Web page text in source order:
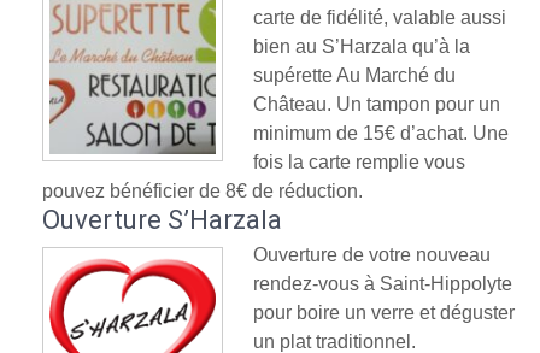
carte de fidélité, valable aussi
bien au S’Harzala qu’à la
supérette Au Marché du
Château. Un tampon pour un
minimum de 15€ d’achat. Une
fois la carte remplie vous
pouvez bénéficier de 8€ de réduction.
Ouverture S’Harzala
Ouverture de votre nouveau
rendez-vous à Saint-Hippolyte
pour boire un verre et déguster
un plat traditionnel.